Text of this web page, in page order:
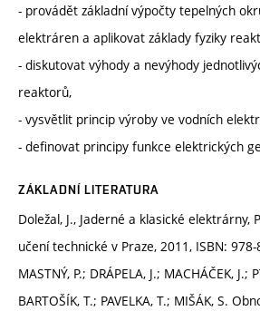
- provádět základní výpočty tepelných
elektráren a aplikovat základy fyziky
- diskutovat výhody a nevýhody
reaktorů,
- vysvětlit princip výroby ve vodních
- definovat principy funkce elektrických
ZÁKLADNÍ LITERATURA
Doležal, J., Jaderné a klasické elektrárny,
učení technické v Praze, 2011, ISBN: 978-
MASTNÝ, P.; DRÁPELA, J.; MACHÁČEK, J.;
BARTOŠÍK, T.; PAVELKA, T.; MIŠÁK, S.